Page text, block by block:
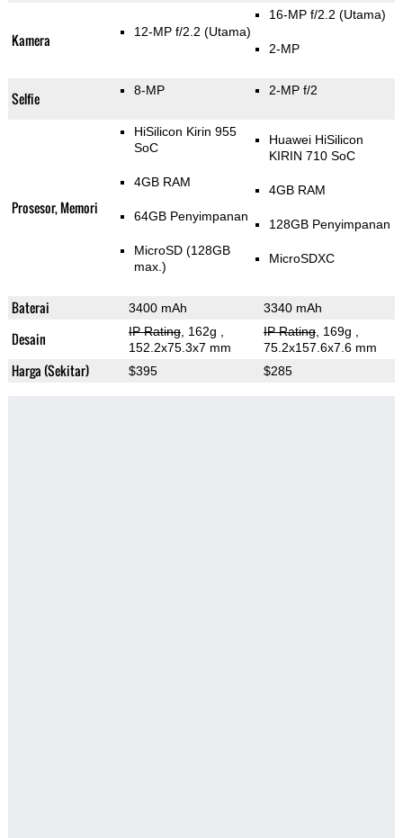
Kamera 12-MP f/2.2 (Utama)
16-MP f/2.2 (Utama)
2-MP
Selfie 8-MP 2-MP f/2
Prosesor, Memori
HiSilicon Kirin 955
SoC
4GB RAM
64GB Penyimpanan
MicroSD (128GB
max.)
Huawei HiSilicon
KIRIN 710 SoC
4GB RAM
128GB Penyimpanan
MicroSDXC
Baterai 3400 mAh 3340 mAh
Desain IP Rating, 162g
152.2x75.3x7 mm
IP Rating, 169g
75.2x157.6x7.6 mm
Harga (Sekitar) $395 $285